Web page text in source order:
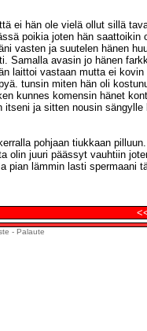
ei hän ole vielä ollut sillä
poikia joten hän saattoikin
vasten ja suutelen hänen
Samalla avasin jo hänen
laittoi vastaan mutta ei kovin
tunsin miten hän oli
kunnes komensin hänet
ja sitten nousin sängylle
pohjaan tiukkaan
olin juuri päässyt vauhtiin
pian lämmin lasti spermaani
- Palaute